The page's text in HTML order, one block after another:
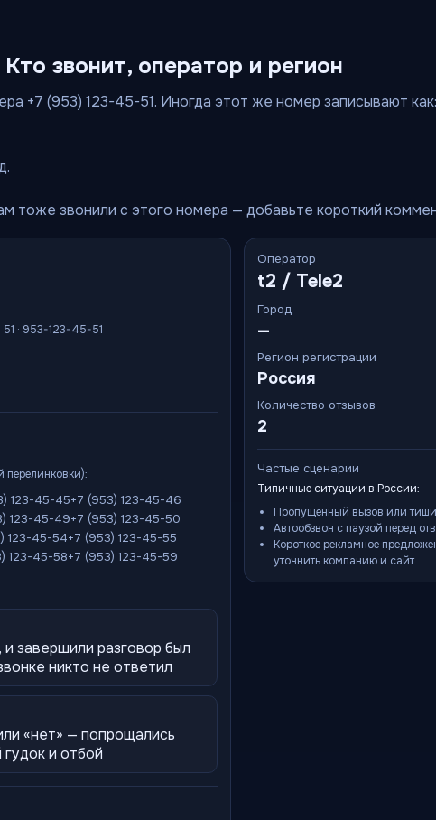
звонит, оператор и регион
+7 (953) 123-45-51. Иногда этот же номер записывают
тоже звонили с этого номера — добавьте короткий
· 953-123-45-51
перелинковки):
123-45-45+7 (953) 123-45-46
123-45-49+7 (953) 123-45-50
123-45-54+7 (953) 123-45-55
123-45-58+7 (953) 123-45-59
завершили разговор был
никто не ответил
«нет» — попрощались
и отбой
Оператор
t2 / Tele2
Город
—
Регион регистрации
Россия
Количество отзывов
2
Частые сценарии
Типичные ситуации в России:
Пропущенный вызов или
Автообзвон с паузой перед
Короткое рекламное
уточнить компанию и сайт.